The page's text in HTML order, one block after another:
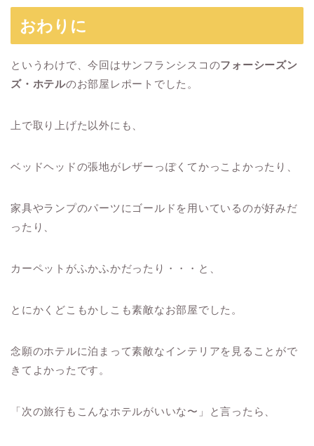
おわりに
というわけで、今回はサンフランシスコのフォーシーズン
ズ・ホテルのお部屋レポートでした。
上で取り上げた以外にも、
ベッドヘッドの張地がレザーっぽくてかっこよかったり、
家具やランプのパーツにゴールドを用いているのが好みだ
ったり、
カーペットがふかふかだったり・・・と、
とにかくどこもかしこも素敵なお部屋でした。
念願のホテルに泊まって素敵なインテリアを見ることがで
きてよかったです。
「次の旅行もこんなホテルがいいな〜」と言ったら、